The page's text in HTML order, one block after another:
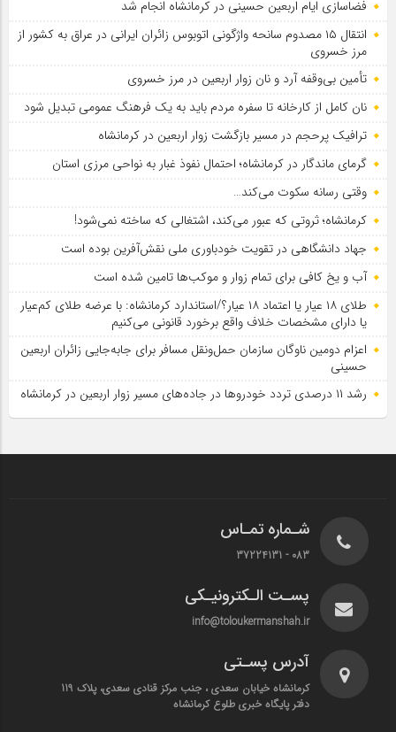
فضاسازی ایام اربعین حسینی در کرمانشاه انجام شد
انتقال ۱۵ مصدوم سانحه واژگونی اتوبوس زائران ایرانی در عراق به کشور از
مرز خسروی
تأمین بی‌وقفه آرد و نان زوار اربعین در مرز خسروی
نان کامل از کارخانه تا سفره مردم باید به یک فرهنگ عمومی تبدیل شود
ترافیک پرحجم در مسیر بازگشت زوار اربعین در کرمانشاه
گرمای ماندگار در کرمانشاه؛ احتمال نفوذ غبار به نواحی مرزی استان
وقتی رسانه سکوت می‌کند…
کرمانشاه؛ ثروتی که عبور می‌کند، اشتغالی که ساخته نمی‌شود!
جهاد دانشگاهی در تقویت خودباوری ملی نقش‌آفرین بوده است
آب و یخ کافی برای تمام زوار و موکب‌ها تامین شده است
طلای ۱۸ عیار یا اعتماد ۱۸ عیار؟/استاندارد کرمانشاه: با عرضه طلای کم‌عیار
یا دارای مشخصات خلاف واقع برخورد قانونی می‌کنیم
اعزام دومین ناوگان سازمان حمل‌ونقل مسافر برای جابه‌جایی زائران اربعین
حسینی
رشد ۱۱ درصدی تردد خودروها در جاده‌های مسیر زوار اربعین در کرمانشاه
شـماره تمـاس
083 - 37224131
پسـت الـکترونیـکی
info@toloukermanshah.ir
آدرس پسـتی
کرمانشاه خیابان سعدی ، جنب مرکز قنادی سعدی، پلاک 119
دفتر پایگاه خبری طلوع کرمانشاه